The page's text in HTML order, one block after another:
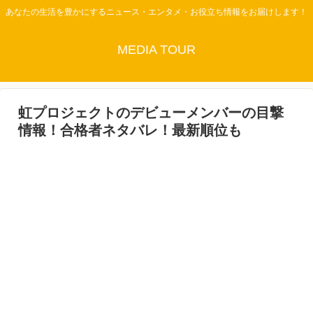
あなたの生活を豊かにするニュース・エンタメ・お役立ち情報をお届けします！
MEDIA TOUR
虹プロジェクトのデビューメンバーの目撃
情報！合格者ネタバレ！最新順位も